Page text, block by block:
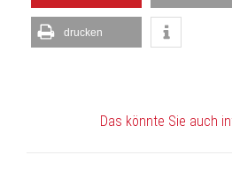
drucken
Das könnte Sie auch